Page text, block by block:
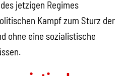
jetzigen Regimes
Kampf zum Sturz der
ohne eine sozialistische